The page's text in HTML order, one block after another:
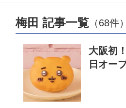
梅田 記事一覧 （68件）
大阪初
日オー